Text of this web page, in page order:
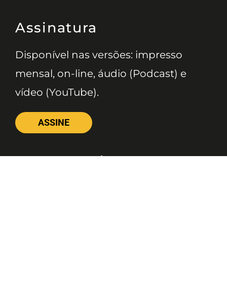
Assinatura
Disponível nas versões: impresso
mensal, on-line, áudio (Podcast) e
vídeo (YouTube).
ASSINE
Nossas Redes